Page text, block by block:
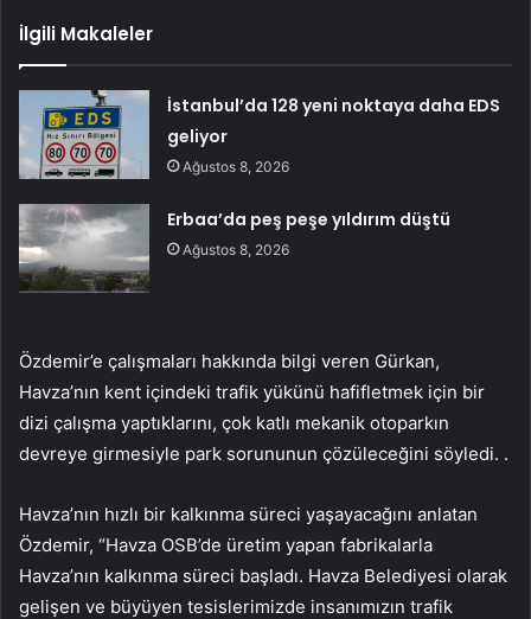
İlgili Makaleler
İstanbul’da 128 yeni noktaya daha EDS
geliyor
Ağustos 8, 2026
Erbaa’da peş peşe yıldırım düştü
Ağustos 8, 2026
Özdemir’e çalışmaları hakkında bilgi veren Gürkan,
Havza’nın kent içindeki trafik yükünü hafifletmek için bir
dizi çalışma yaptıklarını, çok katlı mekanik otoparkın
devreye girmesiyle park sorununun çözüleceğini söyledi. .
Havza’nın hızlı bir kalkınma süreci yaşayacağını anlatan
Özdemir, “Havza OSB’de üretim yapan fabrikalarla
Havza’nın kalkınma süreci başladı. Havza Belediyesi olarak
gelişen ve büyüyen tesislerimizde insanımızın trafik